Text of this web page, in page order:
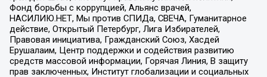
Фонд борьбы с коррупцией, Альянс врачей,
НАСИЛИЮ.НЕТ, Мы против СПИДа, СВЕЧА, Гуманитарное
действие, Открытый Петербург, Лига Избирателей,
Правовая инициатива, Гражданский Союз, Хасдей
Ерушалаим, Центр поддержки и содействия развитию
средств массовой информации, Горячая Линия, В защиту
прав заключенных, Институт глобализации и социальных